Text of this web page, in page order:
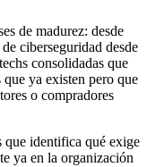
de madurez: desde
ciberseguridad desde
consolidadas que
ya existen pero que
o compradores
que identifica qué exige
ya en la organización